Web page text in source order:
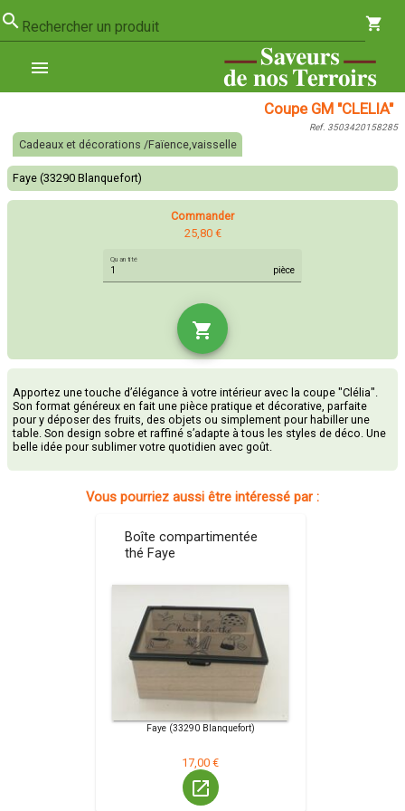
search Rechercher un produit shopping_cart
menu
Coupe GM "CLELIA"
Ref. 3503420158285
Cadeaux et décorations /Faïence,vaisselle
Faye (33290 Blanquefort)
Commander
25,80 €
Quantité
pièce
shopping_cart
Apportez une touche d’élégance à votre intérieur avec la coupe "Clélia".
Son format généreux en fait une pièce pratique et décorative, parfaite
pour y déposer des fruits, des objets ou simplement pour habiller une
table. Son design sobre et raffiné s’adapte à tous les styles de déco. Une
belle idée pour sublimer votre quotidien avec goût.
Vous pourriez aussi être intéressé par :
Boîte compartimentée
thé Faye
Faye (33290 Blanquefort)
17,00 €
launch